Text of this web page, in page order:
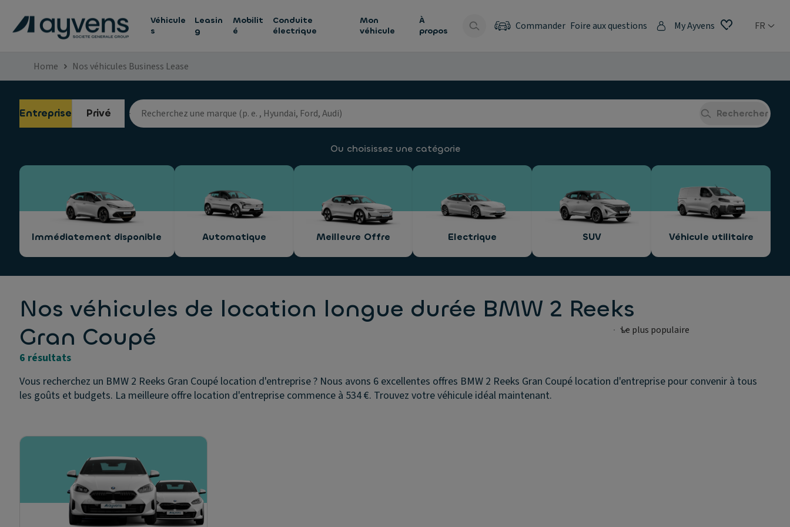
Véhicule
s
Leasin
g
Mobilit
é
Conduite
électrique
Mon
véhicule
À
propos
Commander Foire aux questions My Ayvens FR
Home Nos véhicules Business Lease
Entreprise Privé Rechercher
Ou choisissez une catégorie
Immédiatement disponible Automatique Meilleure Offre Electrique SUV Véhicule utilitaire
Nos véhicules de location longue durée BMW 2 Reeks
Gran Coupé
6 résultats
Vous recherchez un BMW 2 Reeks Gran Coupé location d'entreprise ? Nous avons 6 excellentes offres BMW 2 Reeks Gran Coupé location d'entreprise pour convenir à tous
les goûts et budgets. La meilleure offre location d'entreprise commence à 534 €. Trouvez votre véhicule idéal maintenant.